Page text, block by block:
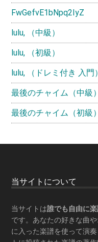
FwGefvE1bNpq2IyZ
lulu, （中級）
lulu, （初級）
lulu, （ドレミ付き 入門）
最後のチャイム（中級）
最後のチャイム（初級）
Footer
当サイトについて
当サイトは誰でも自由に
です。あなたの好きな曲
に入った楽譜を使って演